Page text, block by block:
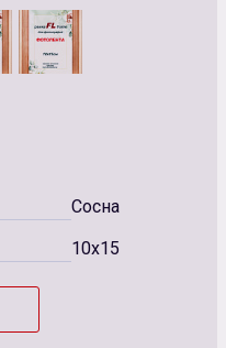
Сосна
10x15